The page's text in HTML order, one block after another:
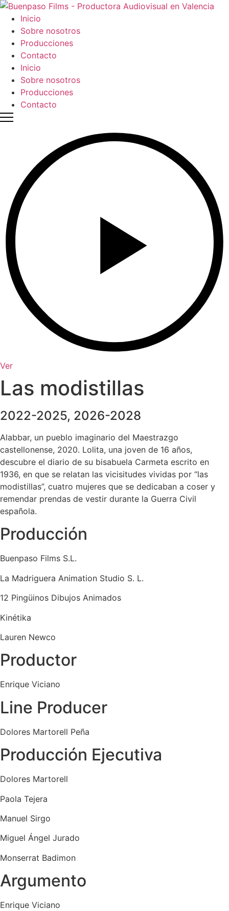
Ir
contenido
Inicio
Sobre nosotros
Producciones
Contacto
Inicio
Sobre nosotros
Producciones
Contacto
Ver
Las modistillas
2022-2025, 2026-2028
Alabbar, un pueblo imaginario del Maestrazgo
castellonense, 2020. Lolita, una joven de 16 años,
descubre el diario de su bisabuela Carmeta escrito en
1936, en que se relatan las vicisitudes vividas por “las
modistillas”, cuatro mujeres que se dedicaban a coser y
remendar prendas de vestir durante la Guerra Civil
española.
Producción
Buenpaso Films S.L.
La Madriguera Animation Studio S. L.
12 Pingüinos Dibujos Animados
Kinétika
Lauren Newco
Productor
Enrique Viciano
Line Producer
Dolores Martorell Peña
Producción Ejecutiva
Dolores Martorell
Paola Tejera
Manuel Sirgo
Miguel Ángel Jurado
Monserrat Badimon
Argumento
Enrique Viciano